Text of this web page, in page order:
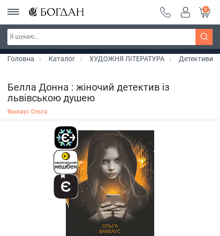
РОЗПРОДАЖ ~ 150 грн ~ 200 грн ~ 250 грн ~
300 грн ~ РОЗПРОДАЖ
Дізнатись більше
0
Головна Каталог ХУДОЖНЯ ЛІТЕРАТУРА Детективи
Белла Донна : жіночий детектив із
львівською душею
Ваккаус Ольга